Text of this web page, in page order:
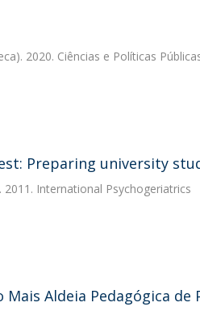
2020. Ciências e Políticas
Preparing university
2011. International Psychogeriatrics
Aldeia Pedagógica de